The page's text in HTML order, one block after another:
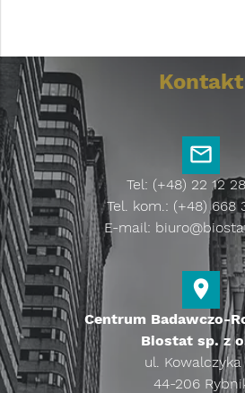
Kontakt
Tel: (+48) 22 12
Tel. kom.: (+48) 668
E-mail:
Centrum Badawczo-
Biostat sp. z
ul. Kowalczyka
44-206